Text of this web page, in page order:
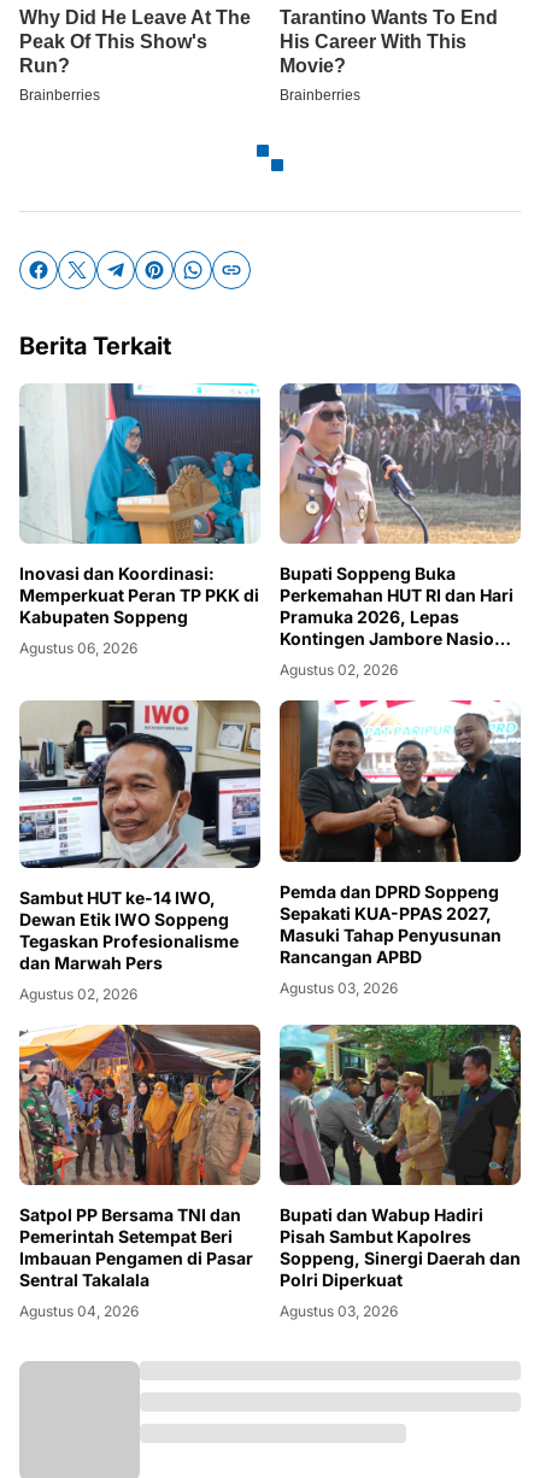
Berita Terkait
Inovasi dan Koordinasi:
Memperkuat Peran TP PKK di
Kabupaten Soppeng
Agustus 06, 2026
Bupati Soppeng Buka
Perkemahan HUT RI dan Hari
Pramuka 2026, Lepas
Kontingen Jambore Nasional
XII
Agustus 02, 2026
Sambut HUT ke-14 IWO,
Dewan Etik IWO Soppeng
Tegaskan Profesionalisme
dan Marwah Pers
Agustus 02, 2026
Pemda dan DPRD Soppeng
Sepakati KUA-PPAS 2027,
Masuki Tahap Penyusunan
Rancangan APBD
Agustus 03, 2026
Satpol PP Bersama TNI dan
Pemerintah Setempat Beri
Imbauan Pengamen di Pasar
Sentral Takalala
Agustus 04, 2026
Bupati dan Wabup Hadiri
Pisah Sambut Kapolres
Soppeng, Sinergi Daerah dan
Polri Diperkuat
Agustus 03, 2026